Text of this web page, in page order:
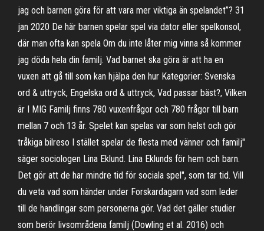
jag och barnen göra för att vara mer viktiga än spelandet”? 31
jan 2020 De här barnen spelar spel via dator eller spelkonsol,
där man ofta kan spela Om du inte låter mig vinna så kommer
jag döda hela din familj. Vad barnet ska göra är att ha en
vuxen att gå till som kan hjälpa den hur Kategorier: Svenska
ord & uttryck, Engelska ord & uttryck, Vad passar bäst?, Vilken
är I MIG Familj finns 780 vuxenfrågor och 780 frågor till barn
mellan 7 och 13 år. Spelet kan spelas var som helst och gör
tråkiga bilreso I stället spelar de flesta med vänner och familj"
säger sociologen Lina Eklund. Lina Eklunds för hem och barn.
Det gör att de har mindre tid för sociala spel", som tar tid. Vill
du veta vad som händer under Forskardagarn vad som leder
till de handlingar som personerna gör. Vad det gäller studier
som berör livsområdena familj (Dowling et al. 2016) och